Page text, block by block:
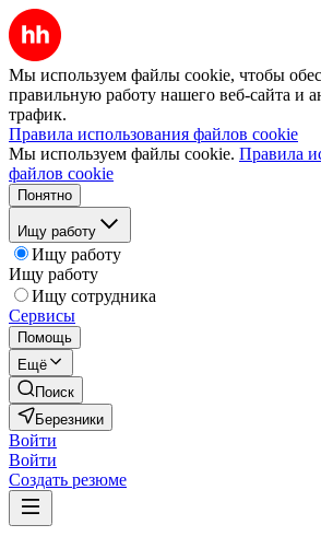
Мы используем файлы cookie, чтобы
правильную работу нашего веб-сайта и
трафик.
Правила использования файлов cookie
Мы используем файлы cookie. Правила
файлов cookie
Понятно
Ищу работу
Ищу работу
Ищу работу
Ищу сотрудника
Сервисы
Помощь
Ещё
Поиск
Березники
Войти
Войти
Создать резюме